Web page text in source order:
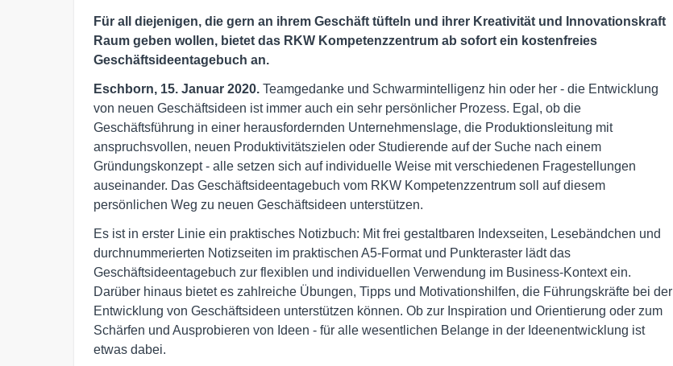
Für all diejenigen, die gern an ihrem Geschäft tüfteln und ihrer Kreativität und Innovationskraft
Raum geben wollen, bietet das RKW Kompetenzzentrum ab sofort ein kostenfreies
Geschäftsideentagebuch an.
Eschborn, 15. Januar 2020. Teamgedanke und Schwarmintelligenz hin oder her - die Entwicklung
von neuen Geschäftsideen ist immer auch ein sehr persönlicher Prozess. Egal, ob die
Geschäftsführung in einer herausfordernden Unternehmenslage, die Produktionsleitung mit
anspruchsvollen, neuen Produktivitätszielen oder Studierende auf der Suche nach einem
Gründungskonzept - alle setzen sich auf individuelle Weise mit verschiedenen Fragestellungen
auseinander. Das Geschäftsideentagebuch vom RKW Kompetenzzentrum soll auf diesem
persönlichen Weg zu neuen Geschäftsideen unterstützen.
Es ist in erster Linie ein praktisches Notizbuch: Mit frei gestaltbaren Indexseiten, Lesebändchen und
durchnummerierten Notizseiten im praktischen A5-Format und Punkteraster lädt das
Geschäftsideentagebuch zur flexiblen und individuellen Verwendung im Business-Kontext ein.
Darüber hinaus bietet es zahlreiche Übungen, Tipps und Motivationshilfen, die Führungskräfte bei der
Entwicklung von Geschäftsideen unterstützen können. Ob zur Inspiration und Orientierung oder zum
Schärfen und Ausprobieren von Ideen - für alle wesentlichen Belange in der Ideenentwicklung ist
etwas dabei.